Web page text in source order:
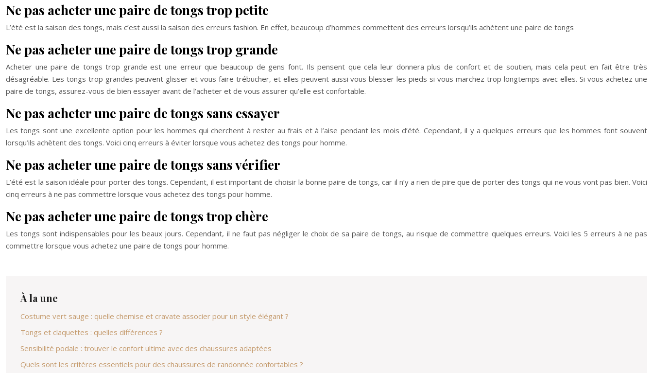
Ne pas acheter une paire de tongs trop petite
L’été est la saison des tongs, mais c’est aussi la saison des erreurs fashion. En effet, beaucoup d’hommes commettent des erreurs lorsqu’ils achètent une paire de tongs
Ne pas acheter une paire de tongs trop grande
Acheter une paire de tongs trop grande est une erreur que beaucoup de gens font. Ils pensent que cela leur donnera plus de confort et de soutien, mais cela peut en fait être très
désagréable. Les tongs trop grandes peuvent glisser et vous faire trébucher, et elles peuvent aussi vous blesser les pieds si vous marchez trop longtemps avec elles. Si vous achetez une
paire de tongs, assurez-vous de bien essayer avant de l’acheter et de vous assurer qu’elle est confortable.
Ne pas acheter une paire de tongs sans essayer
Les tongs sont une excellente option pour les hommes qui cherchent à rester au frais et à l’aise pendant les mois d’été. Cependant, il y a quelques erreurs que les hommes font souvent
lorsqu’ils achètent des tongs. Voici cinq erreurs à éviter lorsque vous achetez des tongs pour homme.
Ne pas acheter une paire de tongs sans vérifier
L’été est la saison idéale pour porter des tongs. Cependant, il est important de choisir la bonne paire de tongs, car il n’y a rien de pire que de porter des tongs qui ne vous vont pas bien. Voici
cinq erreurs à ne pas commettre lorsque vous achetez des tongs pour homme.
Ne pas acheter une paire de tongs trop chère
Les tongs sont indispensables pour les beaux jours. Cependant, il ne faut pas négliger le choix de sa paire de tongs, au risque de commettre quelques erreurs. Voici les 5 erreurs à ne pas
commettre lorsque vous achetez une paire de tongs pour homme.
À la une
Costume vert sauge : quelle chemise et cravate associer pour un style élégant ?
Tongs et claquettes : quelles différences ?
Sensibilité podale : trouver le confort ultime avec des chaussures adaptées
Quels sont les critères essentiels pour des chaussures de randonnée confortables ?